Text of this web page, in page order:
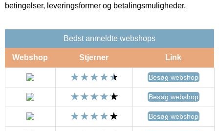
betingelser, leveringsformer og betalingsmuligheder.
Bedst anmeldte webshops
Webshop Stjerner Link
Besøg webshop
Besøg webshop
Besøg webshop